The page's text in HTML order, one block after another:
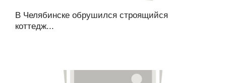
В Челябинске обрушился строящийся
коттедж...